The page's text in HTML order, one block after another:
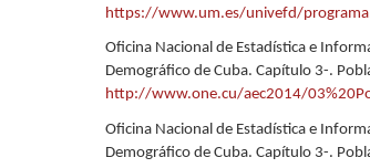
https://www.um.es/univefd/
Oficina Nacional de Estadística e
Demográfico de Cuba. Capítulo 3-.
http://www.one.cu/aec2014/
Oficina Nacional de Estadística e
Demográfico de Cuba. Capítulo 3-.